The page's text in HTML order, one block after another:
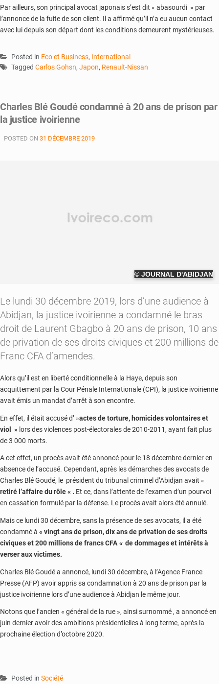
Par ailleurs, son principal avocat japonais s’est dit « abasourdi » par
l’annonce de la fuite de son client. Il a affirmé qu’il n’a eu aucun contact
avec lui depuis son départ dont les conditions demeurent mystérieuses.
Posted in Eco et Business, International
Tagged Carlos Gohsn, Japon, Renault-Nissan
Charles Blé Goudé condamné à 20 ans de prison par
la justice ivoirienne
POSTED ON 31 DÉCEMBRE 2019
© JOURNAL D'ABIDJAN
Le lundi 30 décembre 2019, lors d’une audience à
Abidjan, la justice ivoirienne a condamné le bras
droit de Laurent Gbagbo à 20 ans de prison, 10 ans
de privation de ses droits civiques et 200 millions de
Franc CFA d’amendes.
Alors qu’il est en liberté conditionnelle à la Haye, depuis son
acquittement par la Cour Pénale Internationale (CPI), la justice ivoirienne
avait émis un mandat d’arrêt à son encontre.
En effet, il était accusé d’ »actes de torture, homicides volontaires et
viol » lors des violences post-électorales de 2010-2011, ayant fait plus
de 3 000 morts.
A cet effet, un procès avait été annoncé pour le 18 décembre dernier en
absence de l’accusé. Cependant, après les démarches des avocats de
Charles Blé Goudé, le président du tribunal criminel d’Abidjan avait «
retiré l’affaire du rôle « . Et ce, dans l’attente de l’examen d’un pourvoi
en cassation formulé par la défense. Le procès avait alors été annulé.
Mais ce lundi 30 décembre, sans la présence de ses avocats, il a été
condamné à « vingt ans de prison, dix ans de privation de ses droits
civiques et 200 millions de francs CFA « de dommages et intérêts à
verser aux victimes.
Charles Blé Goudé a annoncé, lundi 30 décembre, à l’Agence France
Presse (AFP) avoir appris sa condamnation à 20 ans de prison par la
justice ivoirienne lors d’une audience à Abidjan le même jour.
Notons que l’ancien « général de la rue », ainsi surnommé , a annoncé en
juin dernier avoir des ambitions présidentielles à long terme, après la
prochaine élection d’octobre 2020.
Posted in Société